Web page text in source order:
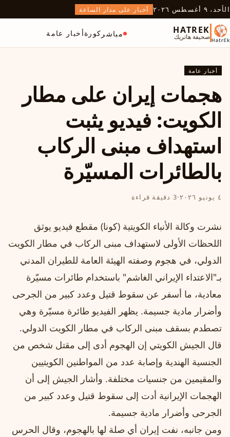
الأحد، ٩ أغسطس ٢٠٢٦ أخبار على مدار الساعة
HATREK
صحيفة هاتريك مباشر كورةأخبار عامة
أخبار عامة
هجمات إيران على مطار
الكويت: فيديو يثبت
استهداف مبنى الركاب
بالطائرات المسيّرة
٤ يونيو ٢٠٢٦ ·3 دقيقة قراءة
نشرت وكالة الأنباء الكويتية (كونا) مقطع فيديو يوثق
اللحظات الأولى لاستهداف مبنى الركاب في مطار الكويت
الدولي، في هجوم وصفته الهيئة العامة للطيران المدني
بـ"الاعتداء الإيراني الغاشم" باستخدام طائرات مسيّرة
معادية، ما أسفر عن سقوط قتيل وعدد كبير من الجرحى
وأضرار مادية جسيمة. يظهر الفيديو طائرة مسيّرة وهي
تصطدم بسقف مبنى الركاب في مطار الكويت الدولي.
قال الجيش الكويتي إن الهجوم أدى إلى مقتل شخص من
الجنسية الهندية وإصابة عدد من المواطنين الكويتيين
والمقيمين من جنسيات مختلفة. وأشار الجيش إلى أن
الهجمات الإيرانية أدت إلى سقوط قتيل وعدد كبير من
الجرحى وأضرار مادية جسيمة.
ومن جانبه، نفت إيران أي صلة لها بالهجوم، وقال الحرس